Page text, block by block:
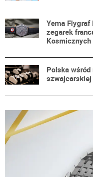
Yema Flygraf
zegarek
Kosmicznych
Polska